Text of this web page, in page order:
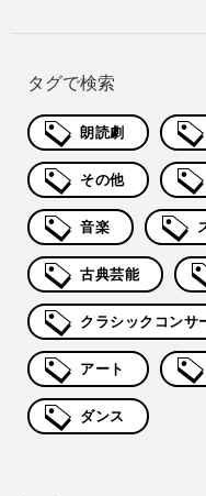
タグで検索
朗読劇
その他
音楽
古典芸能
クラシックコンサ
アート
ダンス